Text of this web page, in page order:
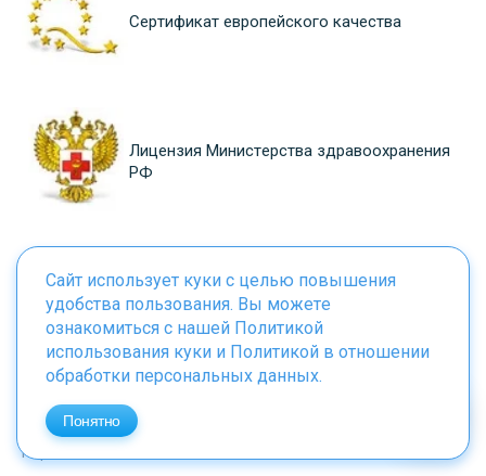
Сертификат европейского качества
Лицензия Министерства здравоохранения
РФ
Компания года в номинации «Медицинские
услуги»
© Он Клиник, 1995-2026
Карта сайта
Сайт использует куки с целью повышения
удобства пользования. Вы можете
ознакомиться с нашей Политикой
использования куки и Политикой в отношении
обработки персональных данных.
Понятно